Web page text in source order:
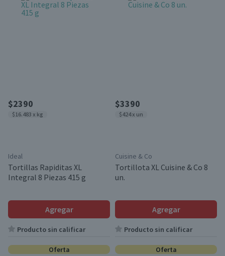
$2390
$16.483 x kg
Ideal
Tortillas Rapiditas XL
Integral 8 Piezas 415 g
Agregar
Producto sin calificar
$3390
$424 x un
Cuisine & Co
Tortillota XL Cuisine & Co 8
un.
Agregar
Producto sin calificar
Oferta Oferta